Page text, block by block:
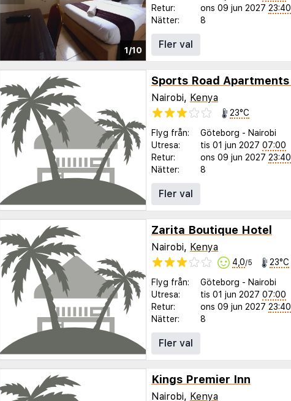
1/10
Retur:
ons 09 jun 2027 23:40
Nätter:
8
Fler val
Nairobi, Kenya
23°C
Flyg från: Göteborg - Nairobi
Utresa:
tis 01 jun 2027 07:00
Retur:
ons 09 jun 2027 23:40
Nätter:
8
Fler val
Zarita Boutique Hotel
Nairobi, Kenya
4,0/5 23°C
Flyg från: Göteborg - Nairobi
Utresa:
tis 01 jun 2027 07:00
Retur:
ons 09 jun 2027 23:40
Nätter:
8
Fler val
Kings Premier Inn
Nairobi, Kenya